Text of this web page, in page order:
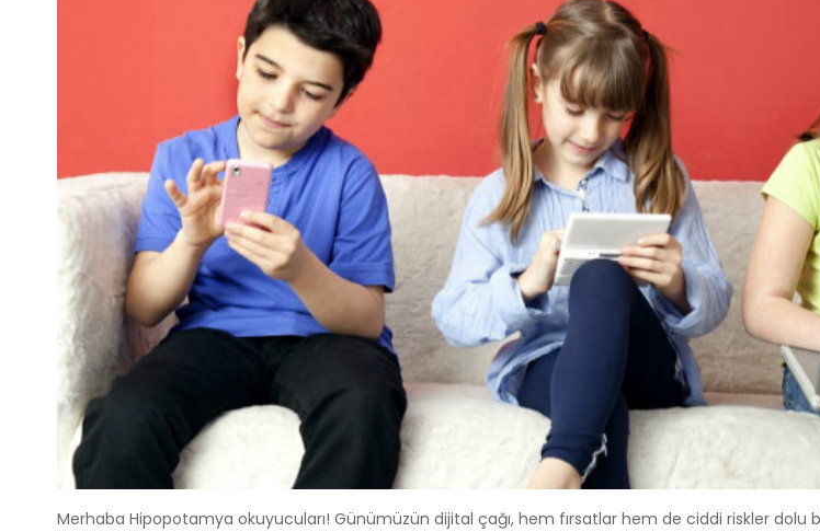
Merhaba Hipopotamya okuyucuları! Günümüzün dijital çağı, hem fırsatlar hem de ciddi riskler dolu